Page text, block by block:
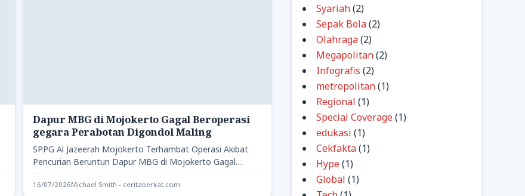
Dapur MBG di Mojokerto Gagal Beroperasi
gegara Perabotan Digondol Maling
SPPG Al Jazeerah Mojokerto Terhambat Operasi Akibat
Pencurian Beruntun Dapur MBG di Mojokerto Gagal
Beroperasi - Keberadaan Satuan…
16/07/2026Michael Smith - ceritaberkat.com
Syariah(2)
Sepak Bola(2)
Olahraga(2)
Megapolitan(2)
Infografis (2)
metropolitan(1)
Regional (1)
Special Coverage(1)
edukasi (1)
Cekfakta(1)
Hype(1)
Global (1)